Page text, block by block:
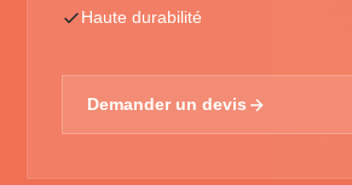
Haute durabilité
Demander un devis